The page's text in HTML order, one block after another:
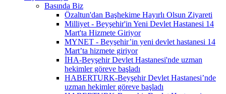
Basında Biz
Özaltun'dan Başhekime Hayırlı Olsun Ziyareti
Milliyet - Beyşehir'in Yeni Devlet Hastanesi 14
Mart'ta Hizmete Giriyor
MYNET - Beyşehir’in yeni devlet hastanesi 14
Mart’ta hizmete giriyor
İHA-Beyşehir Devlet Hastanesi'nde uzman
hekimler göreve başladı
HABERTURK-Beyşehir Devlet Hastanesi’nde
uzman hekimler göreve başladı